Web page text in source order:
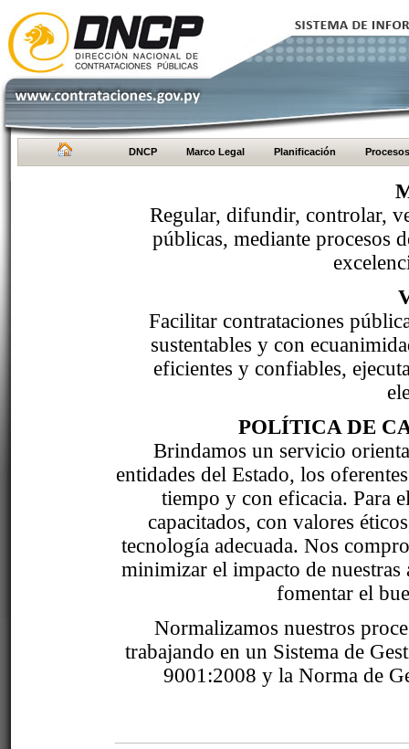
DNCP Marco Legal Planificación Procesos
Regular, difundir, controlar,
públicas, mediante procesos
Facilitar contrataciones
sustentables y con
eficientes y confiables,
POLÍTICA DE
Brindamos un servicio
entidades del Estado, los
tiempo y con eficacia. Para
capacitados, con valores
tecnología adecuada. Nos
minimizar el impacto de
fomentar el
Normalizamos nuestros
trabajando en un Sistema de
9001:2008 y la Norma de